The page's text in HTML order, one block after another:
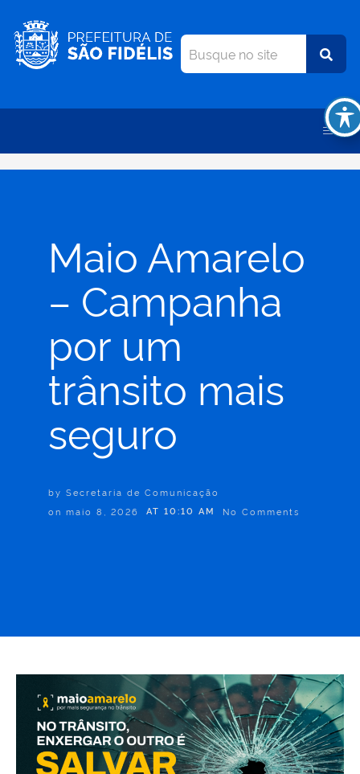
Maio Amarelo
– Campanha
por um
trânsito mais
seguro
by Secretaria de Comunicação
on maio 8, 2026 AT 10:10 AM No Comments